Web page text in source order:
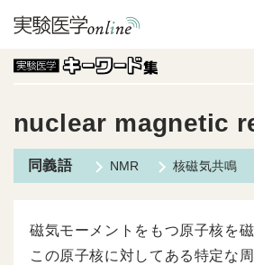
nuclear magnetic
NMR 核磁気共鳴
磁気モーメントをもつ原子核を
この原子核に対してある特定な